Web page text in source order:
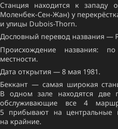
Станция находится к западу
Моленбек-Сен-Жан) у
и улицы Dubois-Thorn.
Дословный перевод названия —
Происхождение названия:
местности.
Дата открытия — 8 мая 1981.
Беккант — самая широкая
В одном зале находятся две
обслуживающие все 4
5 прибывают на
на крайние.